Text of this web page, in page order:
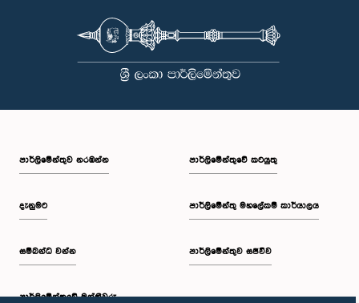
ප.ව. 1:50 - ප.ව. 1:59
ප.ව. 2:19 - ප.ව. 2:29
පාර්ලි‌මේන්තුව නරඹන්න
දැනුමට
සම්බන්ධ වන්න
පාර්ලි‌මේන්තුවේ මන්ත්‍රීවරු
පාර්ලිමේන්තුවේ කටයුතු
පාර්ලිමේන්තු මහලේකම් කාර්යාලය
පාර්ලිමේන්තුව සජීවීව